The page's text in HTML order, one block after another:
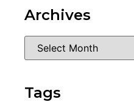
Archives
Tags